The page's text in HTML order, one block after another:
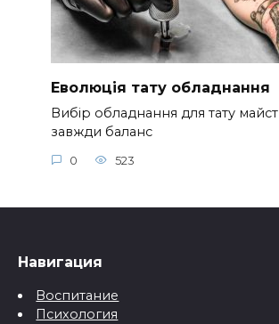
Еволюція тату обладнання
Вибір обладнання для тату
завжди баланс
0 523
Навигация
Воспитание
Психология